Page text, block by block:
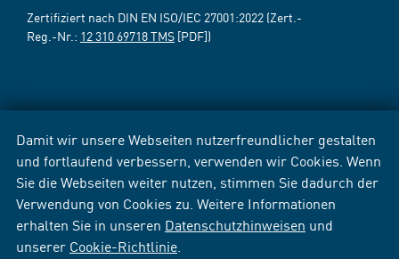
Damit wir unsere Webseiten nutzerfreundlicher gestalten
und fortlaufend verbessern, verwenden wir Cookies. Wenn
Sie die Webseiten weiter nutzen, stimmen Sie dadurch der
Verwendung von Cookies zu. Weitere Informationen
erhalten Sie in unseren Datenschutzhinweisen und
unserer Cookie-Richtlinie
Zertifiziert nach DIN EN ISO/IEC 27001:2022 (Zert.-
Reg.-Nr.: 12 310 69718 TMS [PDF])